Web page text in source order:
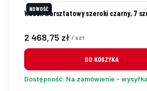
NOWOŚĆ
Wózek warsztatowy szeroki czarny, 7
Cena
2 468,75 zł / szt
DO KOSZYKA
Dostępność: Na zamówienie -